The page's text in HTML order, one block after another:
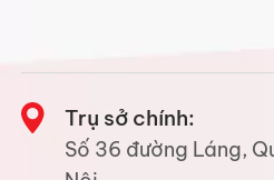
Trụ sở chính:
Số 36 đường Láng,